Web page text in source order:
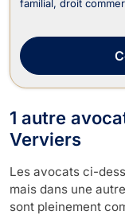
familial, droit
découlent telles ...
1 autre
Verviers
Les avocats ci-
mais dans une
sont pleinement